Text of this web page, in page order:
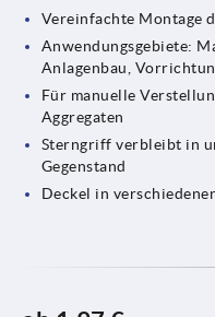
Vereinfachte Montage
Anwendungsgebiete:
Anlagenbau,
Für manuelle
Aggregaten
Sterngriff verbleibt in
Gegenstand
Deckel in